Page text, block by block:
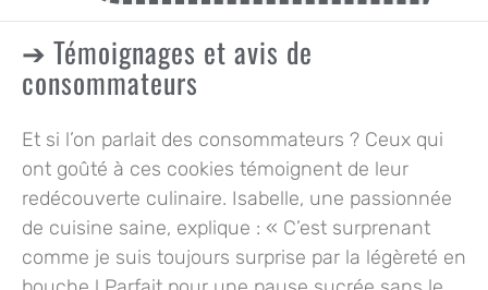
Témoignages et avis de
consommateurs
Et si l’on parlait des consommateurs ? Ceux qui
ont goûté à ces cookies témoignent de leur
redécouverte culinaire. Isabelle, une passionnée
de cuisine saine, explique : « C’est surprenant
comme je suis toujours surprise par la légèreté en